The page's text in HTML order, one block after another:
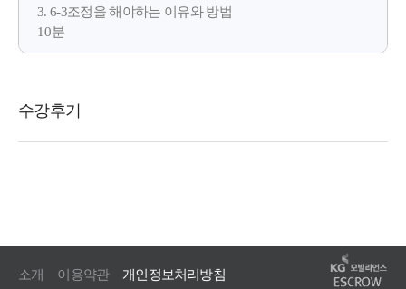
3. 6-3조정을 해야하는 이유와 방법
10분
소개 이용약관 개인정보처리방침